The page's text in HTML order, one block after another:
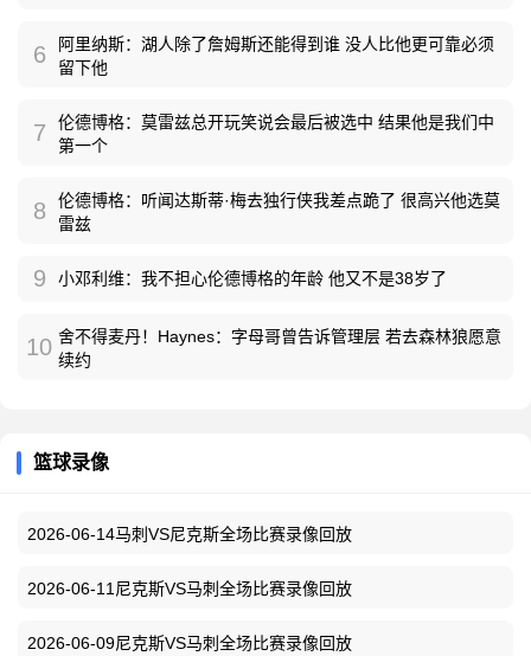
6
阿里纳斯：湖人除了詹姆斯还能得到谁 没人比他更可靠必须
留下他
7
伦德博格：莫雷兹总开玩笑说会最后被选中 结果他是我们中
第一个
8
伦德博格：听闻达斯蒂·梅去独行侠我差点跪了 很高兴他选莫
雷兹
9 小邓利维：我不担心伦德博格的年龄 他又不是38岁了
10 舍不得麦丹！Haynes：字母哥曾告诉管理层 若去森林狼愿意
续约
篮球录像
2026-06-14马刺VS尼克斯全场比赛录像回放
2026-06-11尼克斯VS马刺全场比赛录像回放
2026-06-09尼克斯VS马刺全场比赛录像回放